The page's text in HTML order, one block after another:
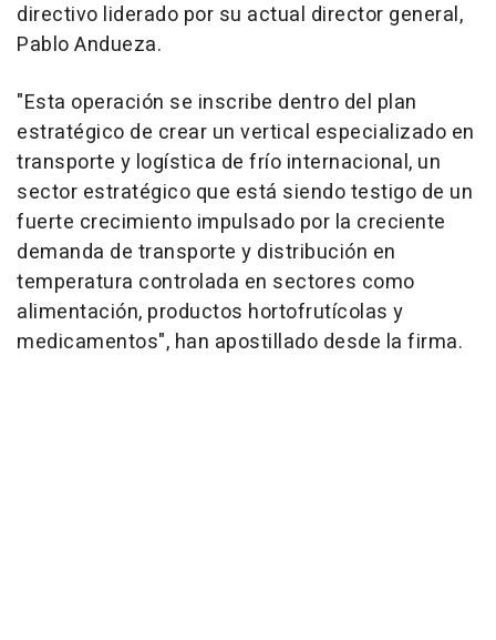
directivo liderado por su actual director general,
Pablo Andueza.
"Esta operación se inscribe dentro del plan
estratégico de crear un vertical especializado en
transporte y logística de frío internacional, un
sector estratégico que está siendo testigo de un
fuerte crecimiento impulsado por la creciente
demanda de transporte y distribución en
temperatura controlada en sectores como
alimentación, productos hortofrutícolas y
medicamentos", han apostillado desde la firma.